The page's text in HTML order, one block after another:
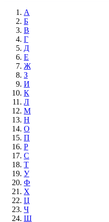
А
Б
В
Г
Д
Е
Ж
З
И
К
Л
М
Н
О
П
Р
С
Т
У
Ф
Х
Ц
Ч
Ш